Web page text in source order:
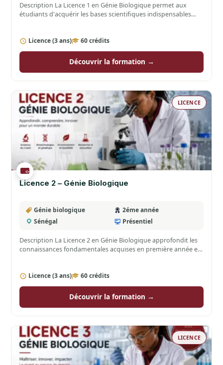
Description La Licence 1 en Génie Biologique permet aux
étudiants d'acquérir les bases scientifiques indispensables
Licence (3 ans) 60 crédits
Découvrir la formation →
LICENCE
Licence 2 – Génie Biologique
Génie biologique
2éme année
Sénégal
Présentiel
Description La Licence 2 en Génie Biologique approfondit les
connaissances fondamentales acquises en première année et
Licence (3 ans) 60 crédits
Découvrir la formation →
LICENCE